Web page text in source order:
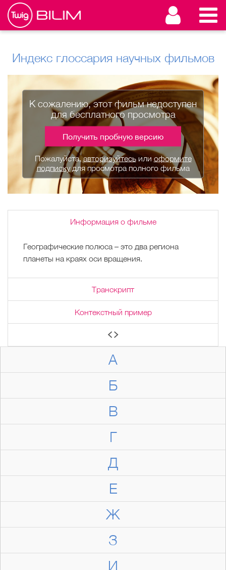
Индекс глоссария научных фильмов
А
Б
В
Г
Д
Е
Ж
З
И
К сожалению, этот фильм недоступен
для бесплатного просмотра
Получить пробную версию
Пожалуйста,авторизуйтесьили оформите
подпискудля просмотра полного фильма
Информация о фильме
Географические полюса – это два региона
планеты на краях оси вращения.
Транскрипт
Контекстный пример